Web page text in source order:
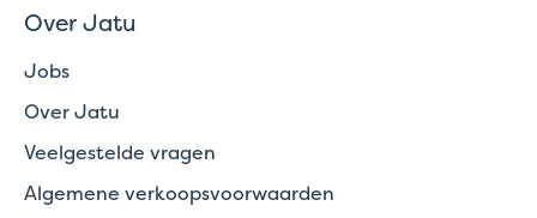
Over Jatu
Jobs
Over Jatu
Veelgestelde vragen
Algemene verkoopsvoorwaarden